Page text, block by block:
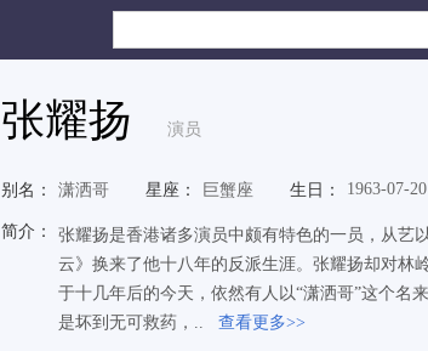
张耀扬 演员
别名： 潇洒哥 星座： 巨蟹座 生日： 1963-07-20
简介：
张耀扬是香港诸多演员中颇有特色的一员，从艺
云》换来了他十八年的反派生涯。张耀扬却对林
于十几年后的今天，依然有人以“潇洒哥”这个名
是坏到无可救药，..
查看更多>>